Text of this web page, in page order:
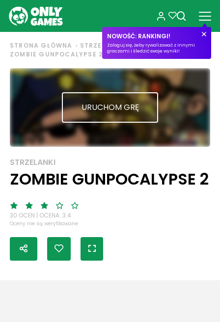
NOWOŚĆ: RANKINGI!
Zaloguj się, żeby rywalizować z innymi
graczami i śledzić swoje wyniki!
STRONA GŁÓWNA
STRZELANKI
ZOMBIE GUNPOCALYPSE 2
URUCHOM GRĘ
STRZELANKI
ZOMBIE GUNPOCALYPSE 2
30 OCEN | OCENA: 3.4
Oceny nie są weryfikowane